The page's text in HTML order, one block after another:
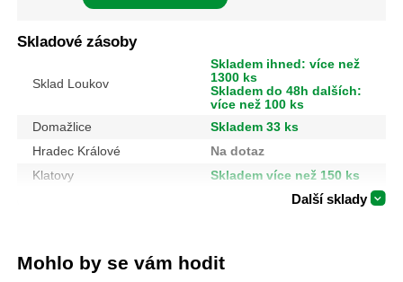
Skladové zásoby
Sklad Loukov
Skladem ihned: více než
1300 ks
Skladem do 48h dalších:
více než 100 ks
Domažlice
Skladem 33 ks
Hradec Králové
Na dotaz
Klatovy
Skladem více než 150 ks
Další sklady
Mohlo by se vám hodit